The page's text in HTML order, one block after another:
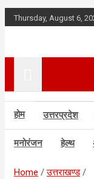
Skip
to
Thursday, August 6,
होम उत्तरप्रदेश
मनोरंजन हेल्थ
Home
उत्तराखण्ड